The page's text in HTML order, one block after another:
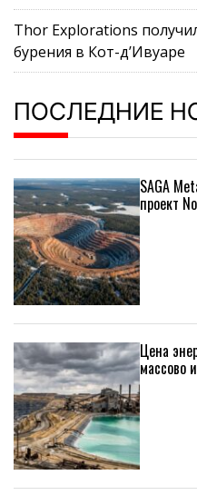
Thor Explorations
бурения в Кот-д’Ивуаре
ПОСЛЕДНИЕ
SAGA
проект
Цена
массово